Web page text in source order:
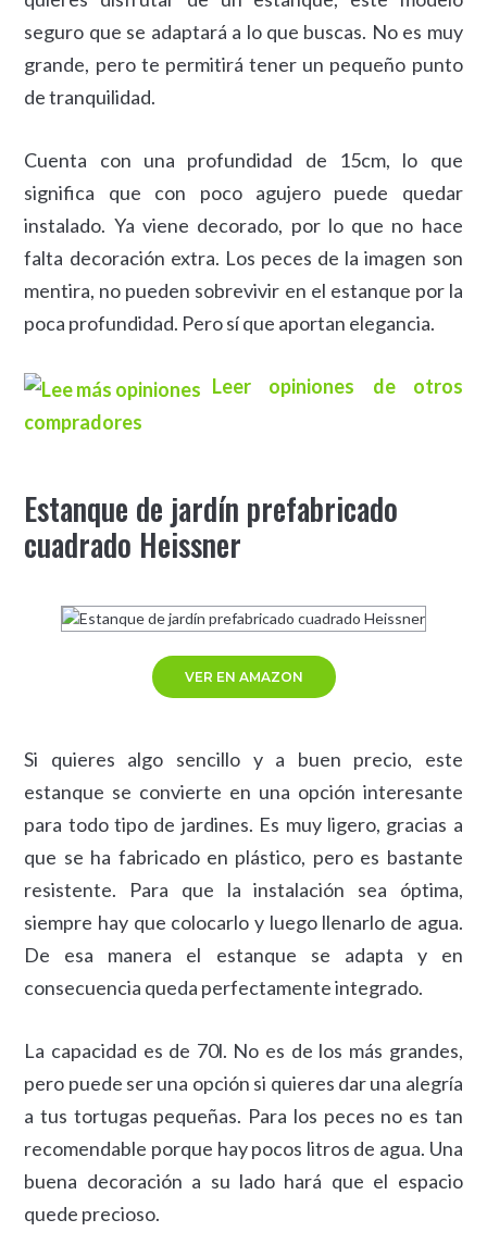
seguro que se adaptará a lo que buscas. No es muy
grande, pero te permitirá tener un pequeño punto
de tranquilidad.
Cuenta con una profundidad de 15cm, lo que
significa que con poco agujero puede quedar
instalado. Ya viene decorado, por lo que no hace
falta decoración extra. Los peces de la imagen son
mentira, no pueden sobrevivir en el estanque por la
poca profundidad. Pero sí que aportan elegancia.
Leer opiniones de otros
compradores
Estanque de jardín prefabricado
cuadrado Heissner
VER EN AMAZON
Si quieres algo sencillo y a buen precio, este
estanque se convierte en una opción interesante
para todo tipo de jardines. Es muy ligero, gracias a
que se ha fabricado en plástico, pero es bastante
resistente. Para que la instalación sea óptima,
siempre hay que colocarlo y luego llenarlo de agua.
De esa manera el estanque se adapta y en
consecuencia queda perfectamente integrado.
La capacidad es de 70l. No es de los más grandes,
pero puede ser una opción si quieres dar una alegría
a tus tortugas pequeñas. Para los peces no es tan
recomendable porque hay pocos litros de agua. Una
buena decoración a su lado hará que el espacio
quede precioso.